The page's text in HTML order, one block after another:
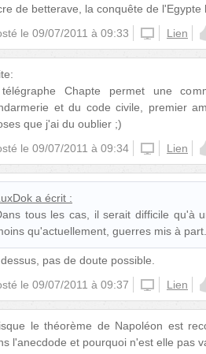
de betterave, la conquête de l'Egypte
le 09/07/2011 à 09:33 unknown
Lien
Chapte permet une
et du code civile, premier
que j'ai du oublier ;)
le 09/07/2011 à 09:34 unknown
Lien
a écrit :
tous les cas, il serait difficile qu'à
qu'actuellement, guerres mis à part.
pas de doute possible.
le 09/07/2011 à 09:37 unknown
Lien
le théorème de Napoléon est
l'anecdode et pourquoi n'est elle pas